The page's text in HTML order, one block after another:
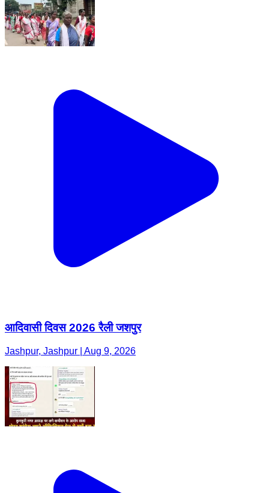
आदिवासी दिवस 2026 रैली जशपुर
Jashpur, Jashpur | Aug 9, 2026